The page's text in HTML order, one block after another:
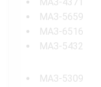
МАЗ-5659
МАЗ-6516
МАЗ-5432
МАЗ-5309